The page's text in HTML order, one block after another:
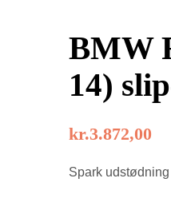
BMW
14)
kr.3.872,00
Spark